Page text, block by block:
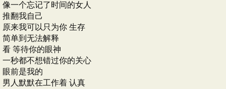
像一个忘记了时间的女人
推翻我自己
原来我可以只为你 生存
简单到无法解释
看 等待你的眼神
一秒都不想错过你的关心
眼前是我的
男人默默在工作着 认真